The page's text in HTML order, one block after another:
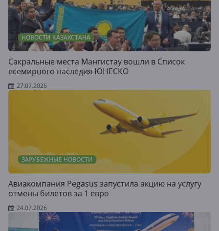
НОВОСТИ КАЗАХСТАНА
Сакральные места Мангистау вошли в Список
всемирного наследия ЮНЕСКО
27.07.2026
ЗАРУБЕЖНЫЕ НОВОСТИ
Авиакомпания Pegasus запустила акцию на услугу
отмены билетов за 1 евро
24.07.2026